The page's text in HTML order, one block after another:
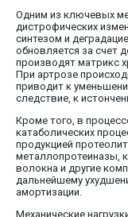
Одним из ключевых
дистрофических
синтезом и
обновляется за счет
производят матрикс
При артрозе
приводит к
следствие, к
Кроме того, в
катаболических
продукцией
металлопротеиназы,
волокна и другие
дальнейшему
амортизации.
Механические